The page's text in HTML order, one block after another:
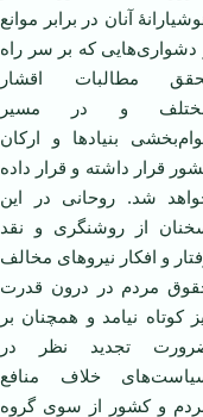
آنان در برابر موانع
دشواری‌هایی که بر سر راه
مطالبات اقشار
و در مسیر
بنیادها و ارکان
قرار داشته و قرار داده
شد. روحانی در این
از روشنگری و نقد
و افکار نیروهای مخالف
مردم در درون قدرت
کوتاه نیامد و همچنان بر
تجدید نظر در
خلاف منافع
و کشور از سوی گروه‌